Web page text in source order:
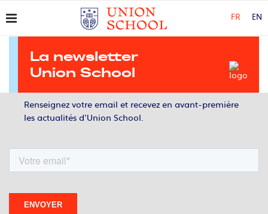
FR EN
La newsletter
Union School
Renseignez votre email et recevez en avant-première
les actualités d’Union School.